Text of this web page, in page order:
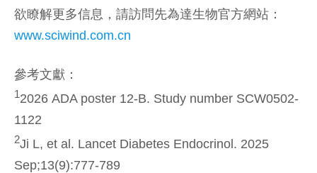
欲瞭解更多信息，請訪問先為達生物官方網站：
www.sciwind.com.cn
參考文獻：
12026 ADA poster 12-B. Study number SCW0502-
1122
2Ji L, et al. Lancet Diabetes Endocrinol. 2025
Sep;13(9):777-789